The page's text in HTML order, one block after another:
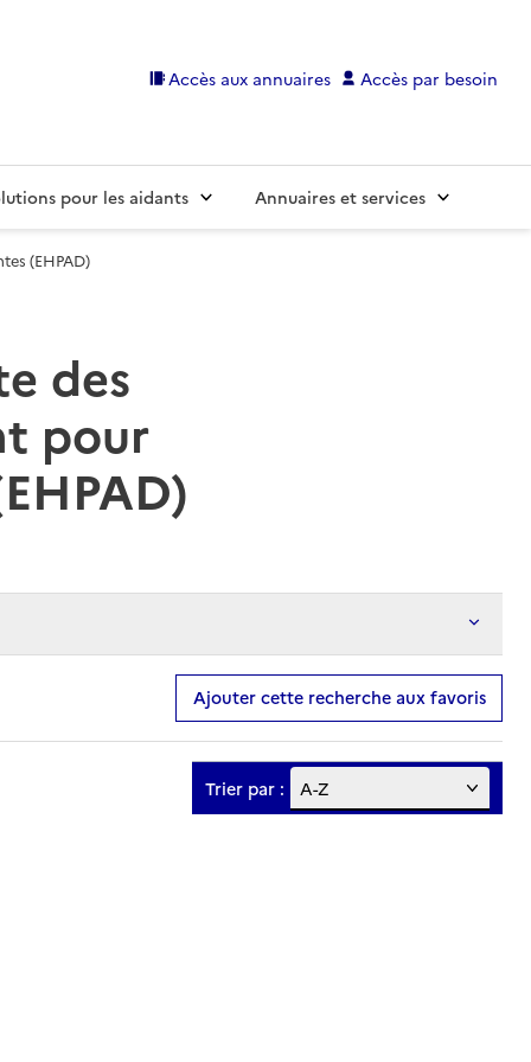
Accès aux annuaires Accès par besoin
pour les aidants Annuaires et services
(EHPAD)
des
pour
Ajouter cette recherche aux favoris
Trier par :